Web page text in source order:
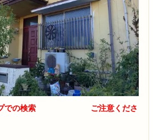
ップでの検索 ご注意くださ